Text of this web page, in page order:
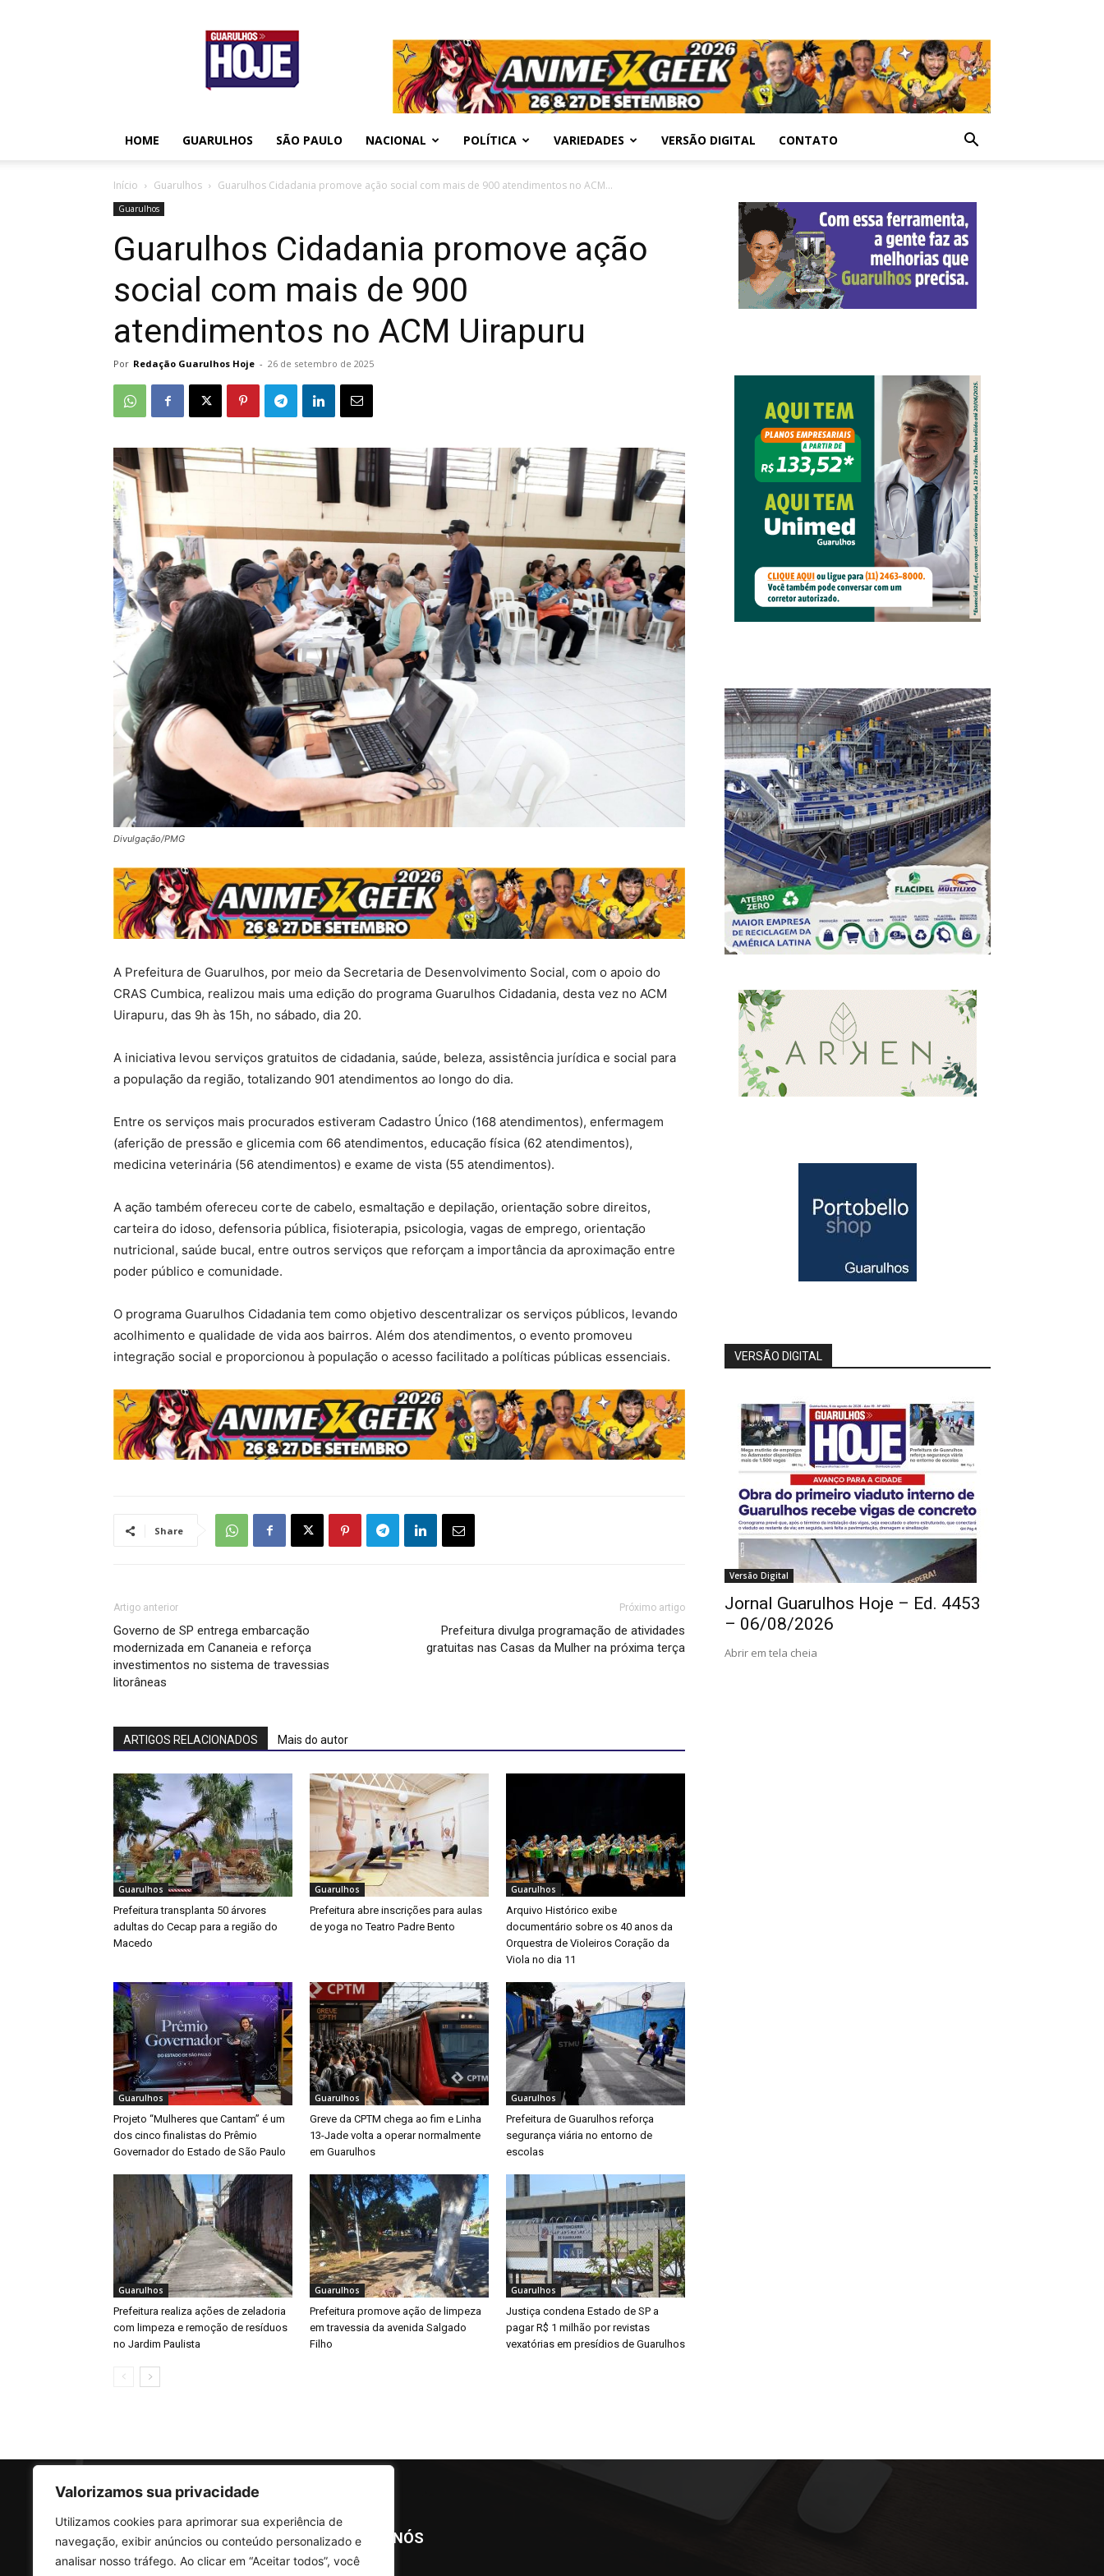
Valorizamos sua privacidade
Utilizamos cookies para aprimorar sua experiência de
navegação, exibir anúncios ou conteúdo personalizado e
analisar nosso tráfego. Ao clicar em “Aceitar todos”, você
Guarulhos
Hoje
HOME GUARULHOS SÃO PAULO NACIONAL POLÍTICA VARIEDADES VERSÃO DIGITAL CONTATO
Início Guarulhos Guarulhos Cidadania promove ação social com mais de 900 atendimentos no ACM...
Guarulhos
Guarulhos Cidadania promove ação
social com mais de 900
atendimentos no ACM Uirapuru
Por Redação Guarulhos Hoje - 26 de setembro de 2025
Divulgação/PMG
A Prefeitura de Guarulhos, por meio da Secretaria de Desenvolvimento Social, com o apoio do
CRAS Cumbica, realizou mais uma edição do programa Guarulhos Cidadania, desta vez no ACM
Uirapuru, das 9h às 15h, no sábado, dia 20.
A iniciativa levou serviços gratuitos de cidadania, saúde, beleza, assistência jurídica e social para
a população da região, totalizando 901 atendimentos ao longo do dia.
Entre os serviços mais procurados estiveram Cadastro Único (168 atendimentos), enfermagem
(aferição de pressão e glicemia com 66 atendimentos, educação física (62 atendimentos),
medicina veterinária (56 atendimentos) e exame de vista (55 atendimentos).
A ação também ofereceu corte de cabelo, esmaltação e depilação, orientação sobre direitos,
carteira do idoso, defensoria pública, fisioterapia, psicologia, vagas de emprego, orientação
nutricional, saúde bucal, entre outros serviços que reforçam a importância da aproximação entre
poder público e comunidade.
O programa Guarulhos Cidadania tem como objetivo descentralizar os serviços públicos, levando
acolhimento e qualidade de vida aos bairros. Além dos atendimentos, o evento promoveu
integração social e proporcionou à população o acesso facilitado a políticas públicas essenciais.
Share
Artigo anterior
Governo de SP entrega embarcação
modernizada em Cananeia e reforça
investimentos no sistema de travessias
litorâneas
Próximo artigo
Prefeitura divulga programação de atividades
gratuitas nas Casas da Mulher na próxima terça
ARTIGOS RELACIONADOS Mais do autor
Guarulhos
Prefeitura transplanta 50 árvores
adultas do Cecap para a região do
Macedo
Guarulhos
Prefeitura abre inscrições para aulas
de yoga no Teatro Padre Bento
Guarulhos
Arquivo Histórico exibe
documentário sobre os 40 anos da
Orquestra de Violeiros Coração da
Viola no dia 11
Guarulhos
Projeto “Mulheres que Cantam” é um
dos cinco finalistas do Prêmio
Governador do Estado de São Paulo
Guarulhos
Greve da CPTM chega ao fim e Linha
13-Jade volta a operar normalmente
em Guarulhos
Guarulhos
Prefeitura de Guarulhos reforça
segurança viária no entorno de
escolas
Guarulhos
Prefeitura realiza ações de zeladoria
com limpeza e remoção de resíduos
no Jardim Paulista
Guarulhos
Prefeitura promove ação de limpeza
em travessia da avenida Salgado
Filho
Guarulhos
Justiça condena Estado de SP a
pagar R$ 1 milhão por revistas
vexatórias em presídios de Guarulhos
VERSÃO DIGITAL
Versão Digital
Jornal Guarulhos Hoje – Ed. 4453
– 06/08/2026
Abrir em tela cheia
SOBRE NÓS